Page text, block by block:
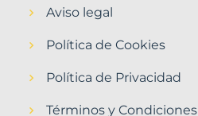
Aviso legal
Política de Cookies
Política de Privacidad
Términos y Condiciones